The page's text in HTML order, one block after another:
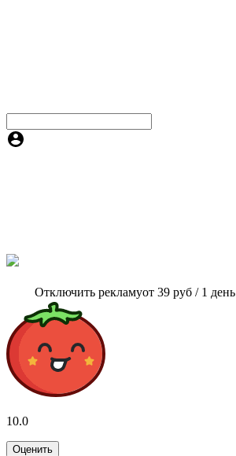
Отключить рекламуот 39 руб / 1 день
10.0
Оценить